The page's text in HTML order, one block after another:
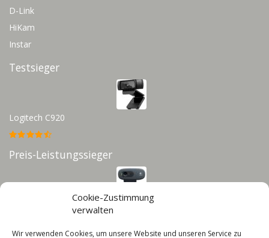
Cookie-Zustimmung
verwalten
Wir verwenden Cookies, um unsere Website und unseren Service zu
D-Link
HiKam
Instar
Testsieger
Logitech C920
Preis-Leistungssieger